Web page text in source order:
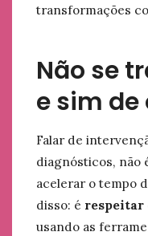
transformações
Não se
e sim
Falar de
diagnósticos, não
acelerar o tempo
disso: é respeitar
usando as